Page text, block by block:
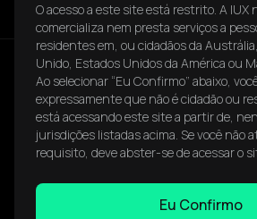
O acesso a este site está restrito. A IUX
comercializa nem presta serviços a
residentes em, ou cidadãos da
Unido, Estados Unidos da América ou
Ao selecionar “Eu Confirmo” abaixo,
expressamente que não é cidadão ou
está acessando este site a partir de,
jurisdições listadas acima. Se você não
requisito, deve abster-se de acessar o
Eu Confirmo